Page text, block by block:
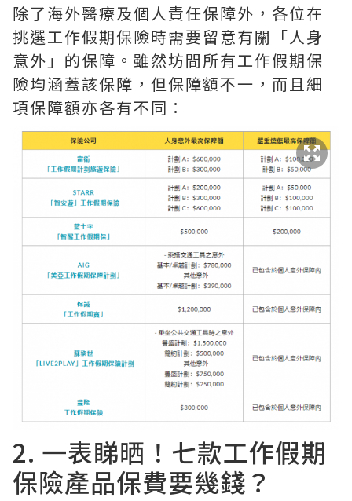
除了海外醫療及個人責任保障外，各位在
挑選工作假期保險時需要留意有關「人身
意外」的保障。雖然坊間所有工作假期保
險均涵蓋該保障，但保障額不一，而且細
項保障額亦各有不同：
2. 一表睇晒！七款工作假期
保險產品保費要幾錢？